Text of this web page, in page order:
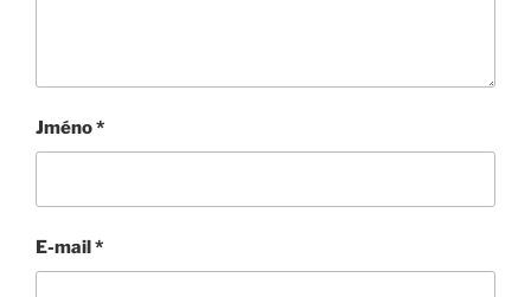
Jméno*
E-mail*